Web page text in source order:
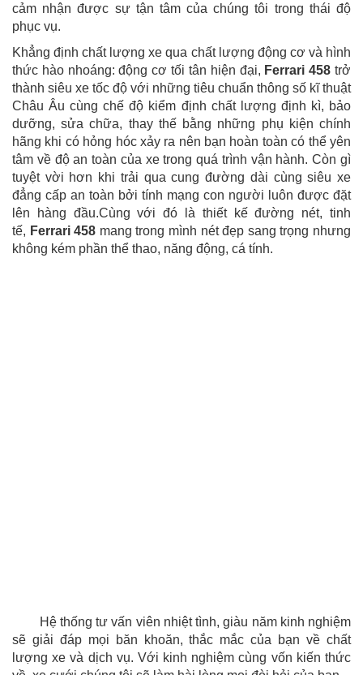
cảm nhận được sự tận tâm của chúng tôi trong thái độ
phục vụ.
Khẳng định chất lượng xe qua chất lượng động cơ và hình
thức hào nhoáng: động cơ tối tân hiện đại, Ferrari 458 trở
thành siêu xe tốc độ với những tiêu chuẩn thông số kĩ thuật
Châu Âu cùng chế độ kiểm định chất lượng định kì, bảo
dưỡng, sửa chữa, thay thế bằng những phụ kiện chính
hãng khi có hỏng hóc xảy ra nên bạn hoàn toàn có thể yên
tâm về độ an toàn của xe trong quá trình vận hành. Còn gì
tuyệt vời hơn khi trải qua cung đường dài cùng siêu xe
đẳng cấp an toàn bởi tính mạng con người luôn được đặt
lên hàng đầu.Cùng với đó là thiết kế đường nét, tinh
tế, Ferrari 458 mang trong mình nét đẹp sang trọng nhưng
không kém phần thể thao, năng động, cá tính.
Hệ thống tư vấn viên nhiệt tình, giàu năm kinh nghiệm
sẽ giải đáp mọi băn khoăn, thắc mắc của bạn về chất
lượng xe và dịch vụ. Với kinh nghiệm cùng vốn kiến thức